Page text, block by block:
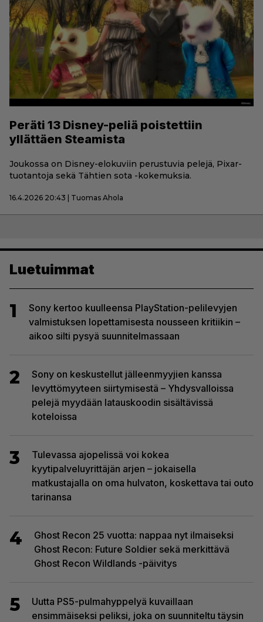
Peräti 13 Disney-peliä poistettiin
yllättäen Steamista
Joukossa on Disney-elokuviin perustuvia pelejä, Pixar-
tuotantoja sekä Tähtien sota -kokemuksia.
16.4.2026 20:43 | Tuomas Ahola
Luetuimmat
1
Sony kertoo kuulleensa PlayStation-pelilevyjen
valmistuksen lopettamisesta nousseen kritiikin –
aikoo silti pysyä suunnitelmassaan
2
Sony on keskustellut jälleenmyyjien kanssa
levyttömyyteen siirtymisestä – Yhdysvalloissa
pelejä myydään latauskoodin sisältävissä
koteloissa
3
Tulevassa ajopelissä voi kokea
kyytipalveluyrittäjän arjen – jokaisella
matkustajalla on oma hulvaton, koskettava tai outo
tarinansa
4
Ghost Recon 25 vuotta: nappaa nyt ilmaiseksi
Ghost Recon: Future Soldier sekä merkittävä
Ghost Recon Wildlands -päivitys
5
Uutta PS5-pulmahyppelyä kuvaillaan
ensimmäiseksi peliksi, joka on suunniteltu täysin